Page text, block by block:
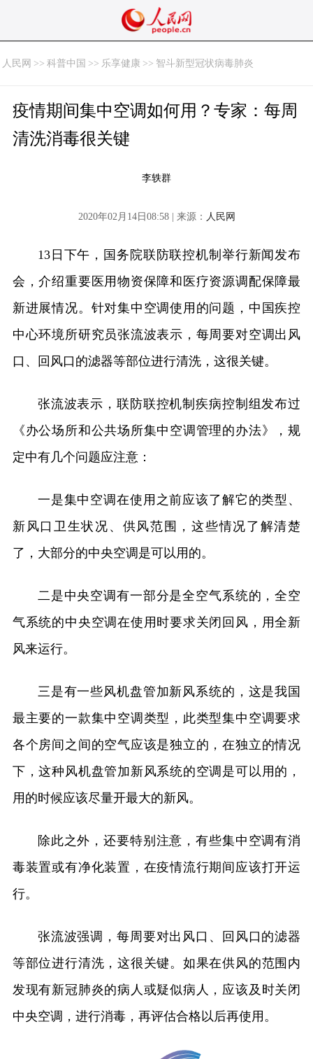
人民网 >> 科普中国 >> 乐享健康 >> 智斗新型冠状病毒肺炎
疫情期间集中空调如何用？专家：每周
清洗消毒很关键
李轶群
2020年02月14日08:58 | 来源： 人民网
13日下午，国务院联防联控机制举行新闻发布
会，介绍重要医用物资保障和医疗资源调配保障最
新进展情况。针对集中空调使用的问题，中国疾控
中心环境所研究员张流波表示，每周要对空调出风
口、回风口的滤器等部位进行清洗，这很关键。
张流波表示，联防联控机制疾病控制组发布过
《办公场所和公共场所集中空调管理的办法》，规
定中有几个问题应注意：
一是集中空调在使用之前应该了解它的类型、
新风口卫生状况、供风范围，这些情况了解清楚
了，大部分的中央空调是可以用的。
二是中央空调有一部分是全空气系统的，全空
气系统的中央空调在使用时要求关闭回风，用全新
风来运行。
三是有一些风机盘管加新风系统的，这是我国
最主要的一款集中空调类型，此类型集中空调要求
各个房间之间的空气应该是独立的，在独立的情况
下，这种风机盘管加新风系统的空调是可以用的，
用的时候应该尽量开最大的新风。
除此之外，还要特别注意，有些集中空调有消
毒装置或有净化装置，在疫情流行期间应该打开运
行。
张流波强调，每周要对出风口、回风口的滤器
等部位进行清洗，这很关键。如果在供风的范围内
发现有新冠肺炎的病人或疑似病人，应该及时关闭
中央空调，进行消毒，再评估合格以后再使用。